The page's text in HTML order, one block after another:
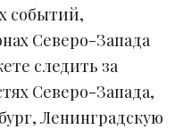
событий,
Северо-Запада
следить за
Северо-Запада,
Ленинградскую